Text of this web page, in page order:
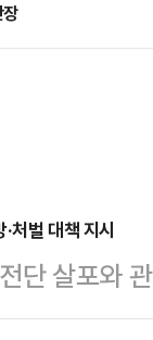
처벌 대책 지시
단 살포와
령실 대변